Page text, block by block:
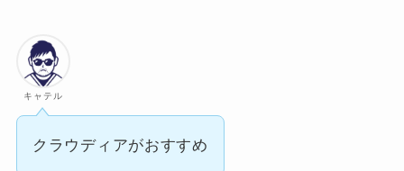
キャテル
クラウディアがおすすめ